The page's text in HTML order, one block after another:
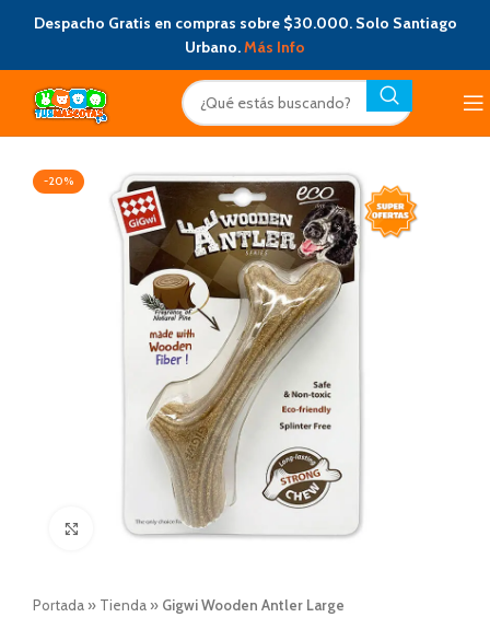
Despacho Gratis en compras sobre $30.000. Solo Santiago
Urbano.Más Info
-20%
Click to enlarge
Portada » Tienda » Gigwi Wooden Antler Large